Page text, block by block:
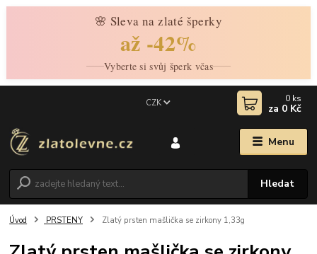
🌸 Sleva na zlaté šperky
až -42%
Vyberte si svůj šperk včas
Menu
CZK
Hledat
0 ks
za 0 Kč
Úvod PRSTENY Zlatý prsten mašlička se zirkony 1,33g